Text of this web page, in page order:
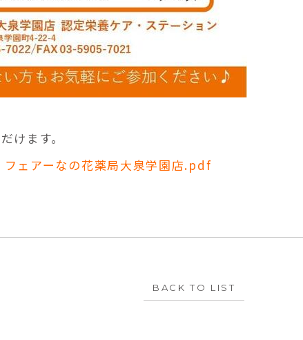
けます。
ェアーなの花薬局大泉学園店.pdf
BACK TO LIST